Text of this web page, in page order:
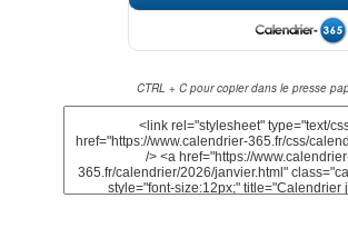
CTRL + C pour copier dans le presse